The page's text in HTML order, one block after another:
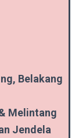
Belakang
Melintang
Jendela